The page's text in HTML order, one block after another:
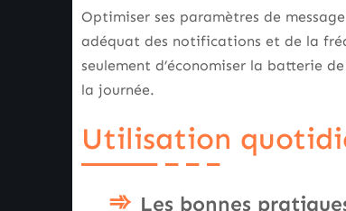
Optimiser ses paramètres de
adéquat des notifications et de la
seulement d’économiser la batterie
la journée.
Utilisation
Les bonnes